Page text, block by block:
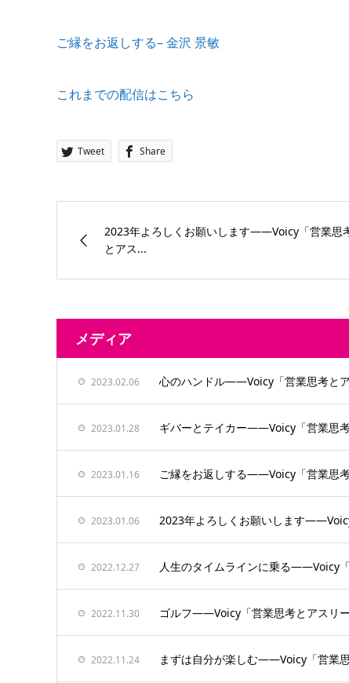
ご縁をお返しする– 金沢 景敏
これまでの配信はこちら
Tweet Share
2023年よろしくお願いします——Voicy「営業思
とアス...
メディア
2023.02.06 心のハンドル——Voicy「営業思考と
2023.01.28 ギバーとテイカー——Voicy「営業思
2023.01.16 ご縁をお返しする——Voicy「営業思
2023.01.06 2023年よろしくお願いします
2022.12.27 人生のタイムラインに乗る——Voicy
2022.11.30 ゴルフ——Voicy「営業思考とアスリ
2022.11.24 まずは自分が楽しむ——Voicy「営業